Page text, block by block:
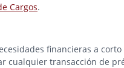
Cargos.
financieras a
cualquier transacción de